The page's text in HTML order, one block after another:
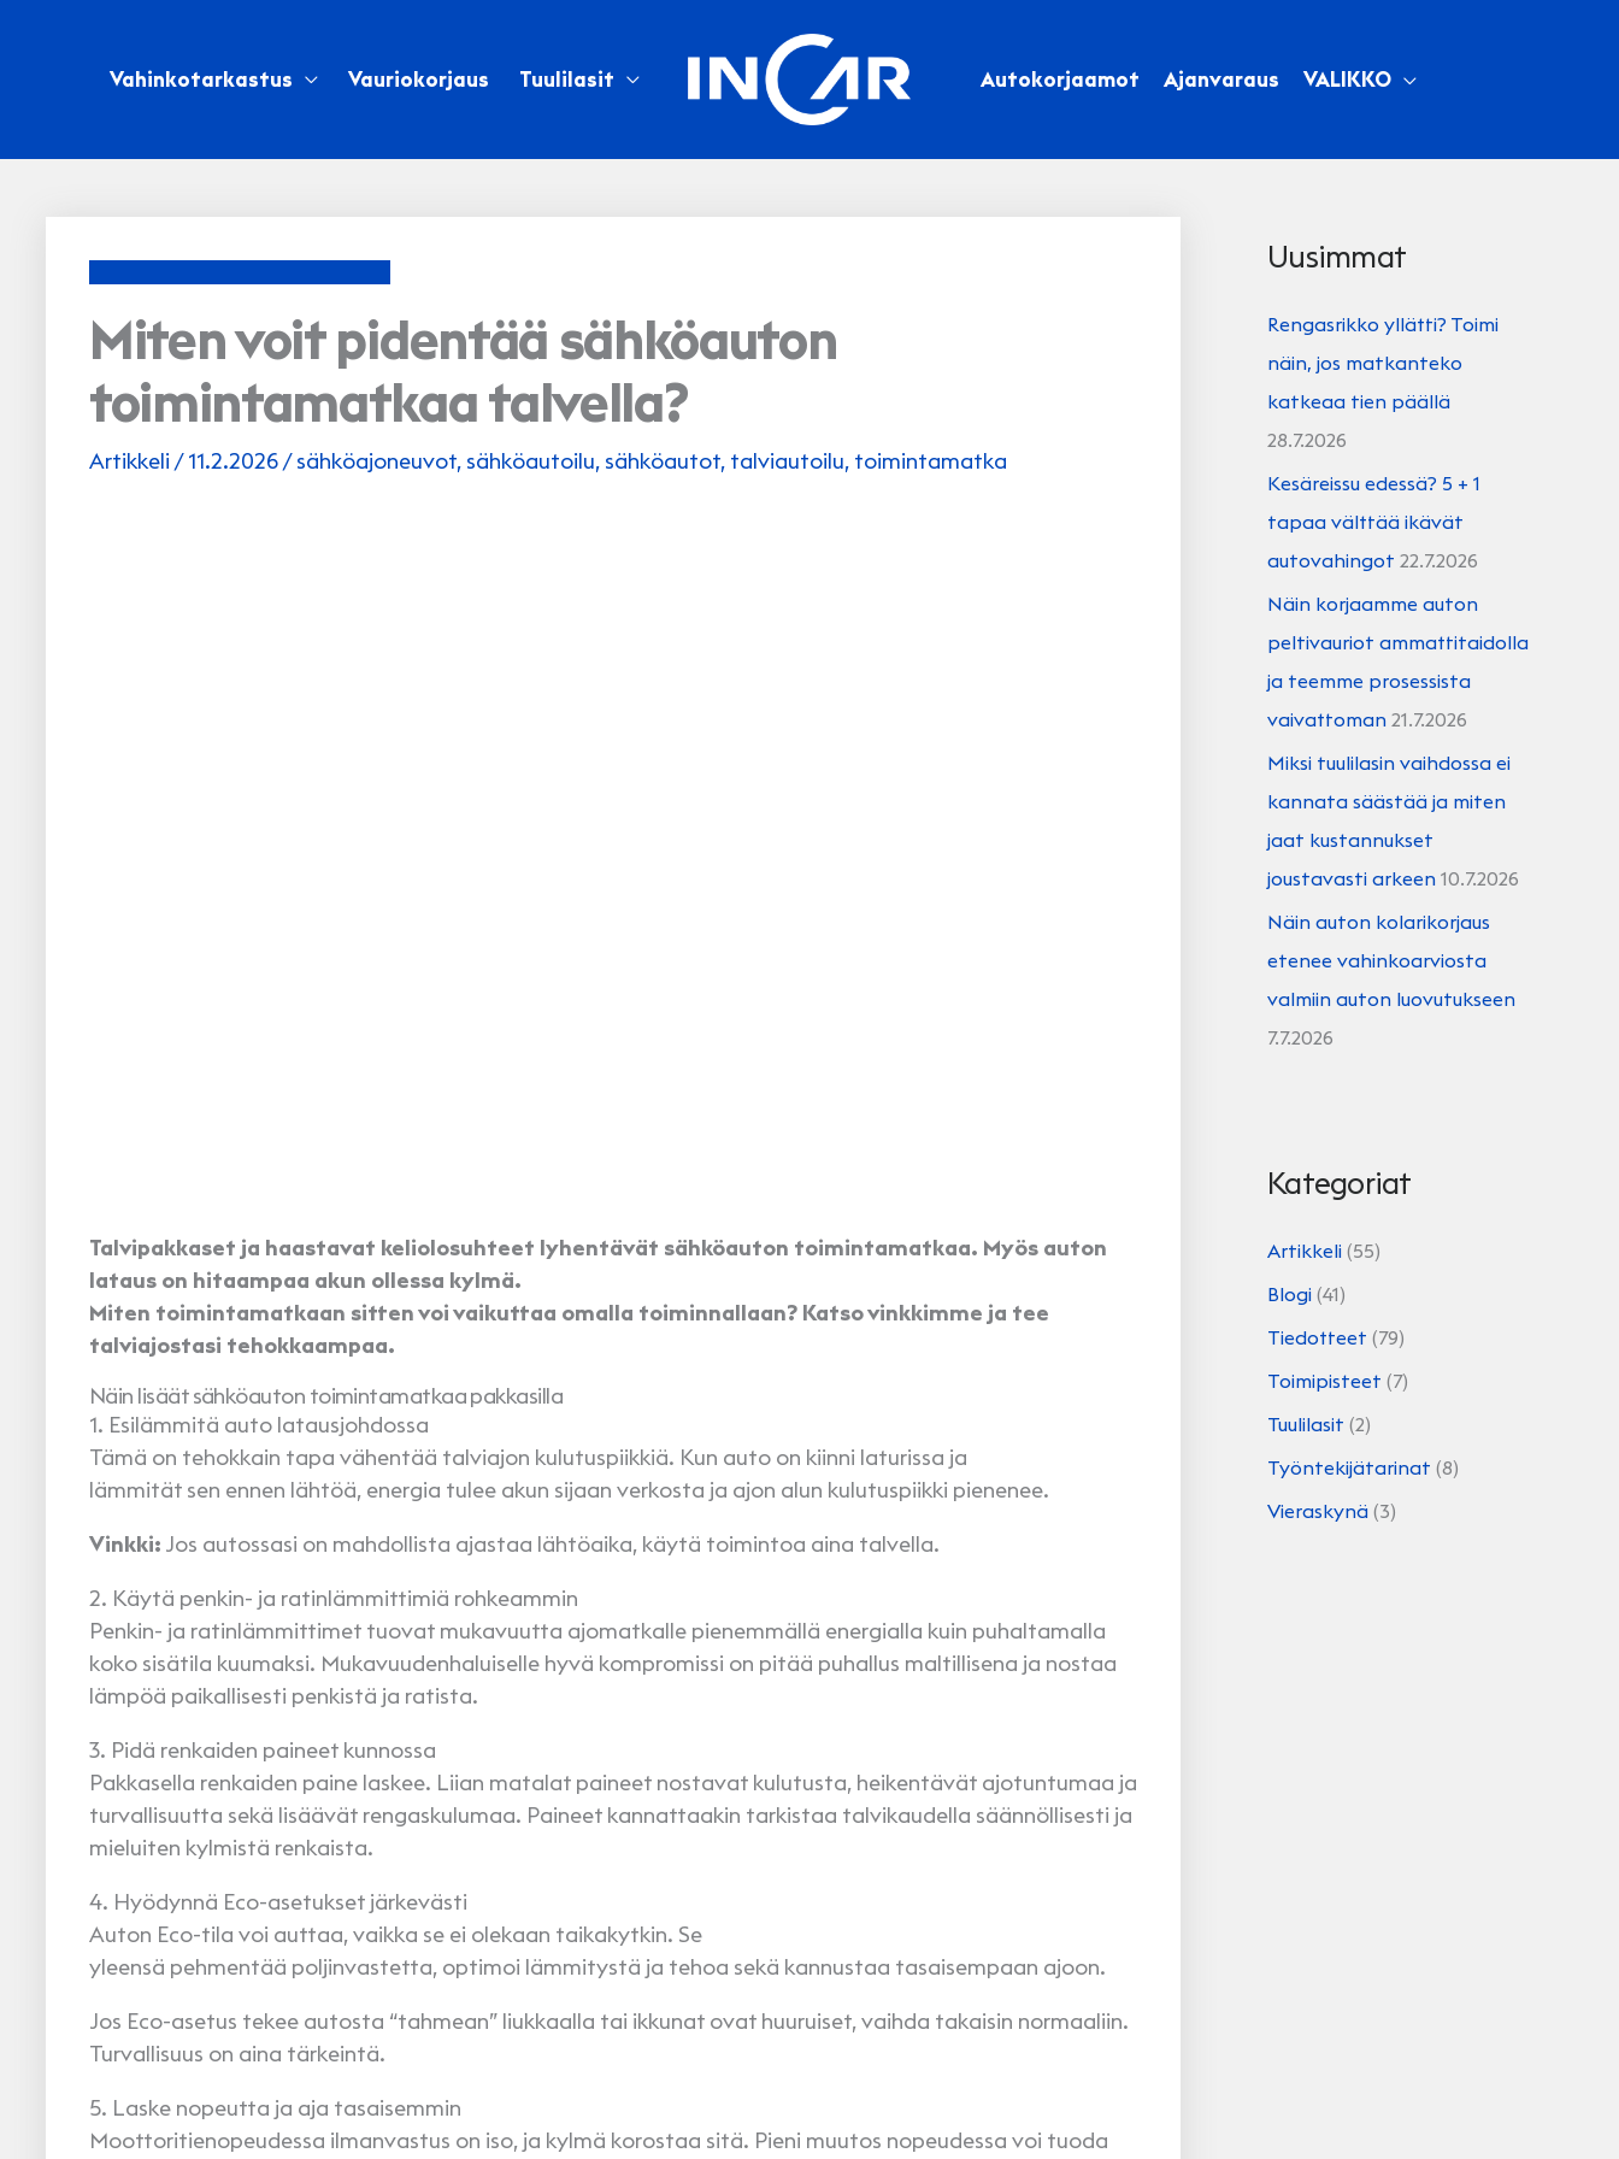
Vahinkotarkastus Vauriokorjaus Tuulilasit Autokorjaamot Ajanvaraus VALIKKO
Miten voit pidentää sähköauton
toimintamatkaa talvella?
Artikkeli /11.2.2026/sähköajoneuvot, sähköautoilu, sähköautot, talviautoilu, toimintamatka
Talvipakkaset ja haastavat keliolosuhteet lyhentävät sähköauton toimintamatkaa. Myös auton
lataus on hitaampaa akun ollessa kylmä.
Miten toimintamatkaan sitten voi vaikuttaa omalla toiminnallaan? Katso vinkkimme ja tee
talviajostasi tehokkaampaa.
Näin lisäät sähköauton toimintamatkaa pakkasilla
1. Esilämmitä auto latausjohdossa
Tämä on tehokkain tapa vähentää talviajon kulutuspiikkiä. Kun auto on kiinni laturissa ja
lämmität sen ennen lähtöä, energia tulee akun sijaan verkosta ja ajon alun kulutuspiikki pienenee.
Vinkki: Jos autossasi on mahdollista ajastaa lähtöaika, käytä toimintoa aina talvella.
2. Käytä penkin- ja ratinlämmittimiä rohkeammin
Penkin- ja ratinlämmittimet tuovat mukavuutta ajomatkalle pienemmällä energialla kuin puhaltamalla
koko sisätila kuumaksi. Mukavuudenhaluiselle hyvä kompromissi on pitää puhallus maltillisena ja nostaa
lämpöä paikallisesti penkistä ja ratista.
3. Pidä renkaiden paineet kunnossa
Pakkasella renkaiden paine laskee. Liian matalat paineet nostavat kulutusta, heikentävät ajotuntumaa ja
turvallisuutta sekä lisäävät rengaskulumaa. Paineet kannattaakin tarkistaa talvikaudella säännöllisesti ja
mieluiten kylmistä renkaista.
4. Hyödynnä Eco-asetukset järkevästi
Auton Eco-tila voi auttaa, vaikka se ei olekaan taikakytkin. Se
yleensä pehmentää poljinvastetta, optimoi lämmitystä ja tehoa sekä kannustaa tasaisempaan ajoon.
Jos Eco-asetus tekee autosta “tahmean” liukkaalla tai ikkunat ovat huuruiset, vaihda takaisin normaaliin.
Turvallisuus on aina tärkeintä.
5. Laske nopeutta ja aja tasaisemmin
Moottoritienopeudessa ilmanvastus on iso, ja kylmä korostaa sitä. Pieni muutos nopeudessa voi tuoda
Uusimmat
Rengasrikko yllätti? Toimi
näin, jos matkanteko
katkeaa tien päällä
28.7.2026
Kesäreissu edessä? 5 + 1
tapaa välttää ikävät
autovahingot 22.7.2026
Näin korjaamme auton
peltivauriot ammattitaidolla
ja teemme prosessista
vaivattoman 21.7.2026
Miksi tuulilasin vaihdossa ei
kannata säästää ja miten
jaat kustannukset
joustavasti arkeen 10.7.2026
Näin auton kolarikorjaus
etenee vahinkoarviosta
valmiin auton luovutukseen
7.7.2026
Kategoriat
Artikkeli (55)
Blogi (41)
Tiedotteet (79)
Toimipisteet (7)
Tuulilasit (2)
Työntekijätarinat (8)
Vieraskynä (3)